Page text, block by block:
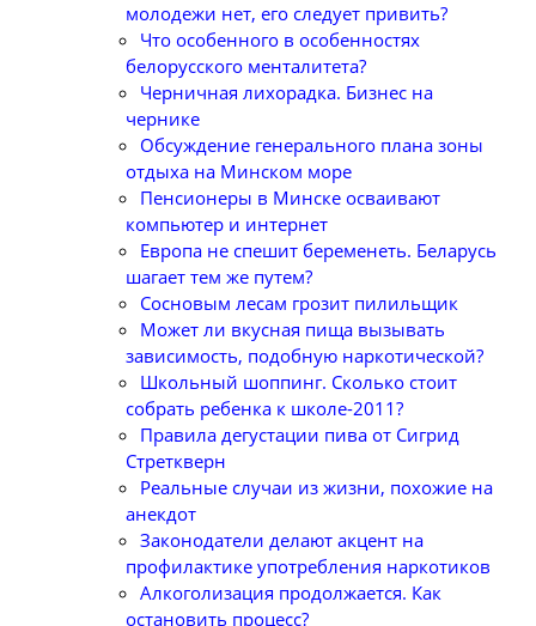
молодежи нет, его следует привить?
Что особенного в особенностях
белорусского менталитета?
Черничная лихорадка. Бизнес на
чернике
Обсуждение генерального плана зоны
отдыха на Минском море
Пенсионеры в Минске осваивают
компьютер и интернет
Европа не спешит беременеть. Беларусь
шагает тем же путем?
Сосновым лесам грозит пилильщик
Может ли вкусная пища вызывать
зависимость, подобную наркотической?
Школьный шоппинг. Сколько стоит
собрать ребенка к школе-2011?
Правила дегустации пива от Сигрид
Стреткверн
Реальные случаи из жизни, похожие на
анекдот
Законодатели делают акцент на
профилактике употребления наркотиков
Алкоголизация продолжается. Как
остановить процесс?